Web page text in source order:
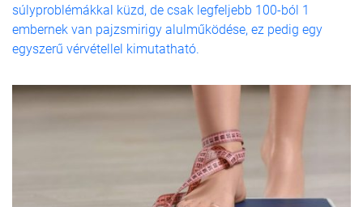
súlyproblémákkal küzd, de csak legfeljebb 100-ból 1
embernek van pajzsmirigy alulműködése, ez pedig egy
egyszerű vérvétellel kimutatható.